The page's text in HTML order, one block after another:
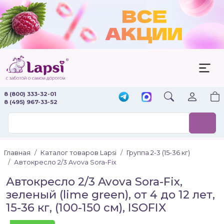
8 (800) 333-32-01
8 (495) 967-33-52
Главная Каталог товаров Lapsi
Группа 2-3 (15-36 кг)
Автокресло 2/3 Avova Sora-Fix
Автокресло 2/3 Avova Sora-Fix,
зеленый (lime green), от 4 до 12 лет,
15-36 кг, (100-150 см), ISOFIX